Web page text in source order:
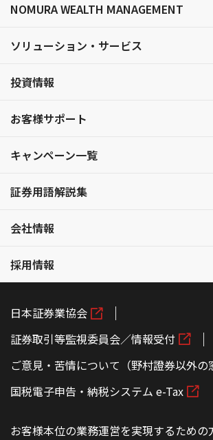
NOMURA WEALTH MANAGEMENT
ソリューション・サービス
投資情報
お客様サポート
キャンペーン一覧
証券用語解説集
会社情報
採用情報
日本証券業協会
証券取引等監視委員会／情報受付
ご意見・苦情について（野村證券以外の
国税電子申告・納税システム e-Tax
お客様本位の業務運営を実現するための